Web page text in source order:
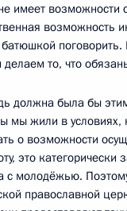
имеет возможности
возможность
батюшкой поговорить.
то, что
должна была бы
мы жили в условиях,
о возможности
это категорически
с молодёжью.
православной